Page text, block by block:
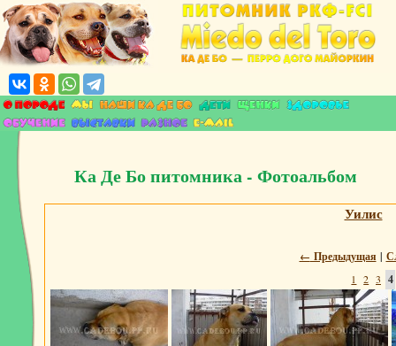
Ка Де Бо питомника - Фотоальбом
Уилис
← Предыдущая |
1 2 3 4